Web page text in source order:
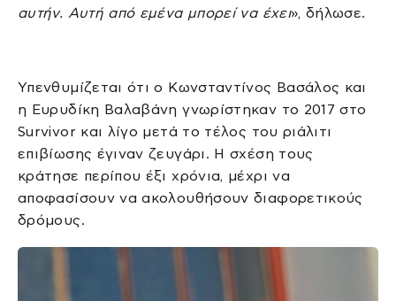
αυτήν. Αυτή από εμένα μπορεί να έχει», δήλωσε.
Υπενθυμίζεται ότι ο Κωνσταντίνος Βασάλος και
η Ευρυδίκη Βαλαβάνη γνωρίστηκαν το 2017 στο
Survivor και λίγο μετά το τέλος του ριάλιτι
επιβίωσης έγιναν ζευγάρι. Η σχέση τους
κράτησε περίπου έξι χρόνια, μέχρι να
αποφασίσουν να ακολουθήσουν διαφορετικούς
δρόμους.